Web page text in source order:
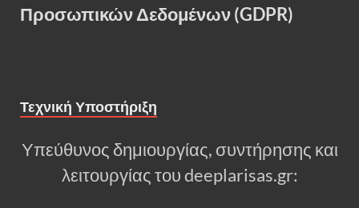
Προσωπικών Δεδομένων (GDPR)
Τεχνική Υποστήριξη
Υπεύθυνος δημιουργίας, συντήρησης και
λειτουργίας του deeplarisas.gr: